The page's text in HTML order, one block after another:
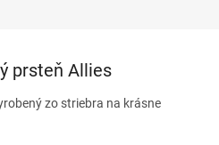
prsteň Allies
zo striebra na krásne